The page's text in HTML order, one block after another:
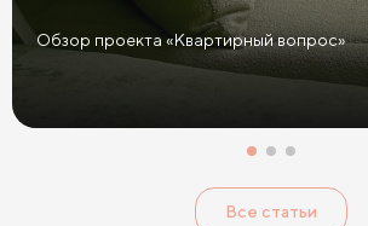
Обзор проекта «Квартирный вопрос»
Все статьи